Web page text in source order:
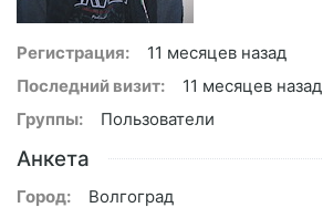
Регистрация:
11 месяцев назад
Последний визит:
11 месяцев назад
Группы:
Пользователи
Анкета
Город:
Волгоград